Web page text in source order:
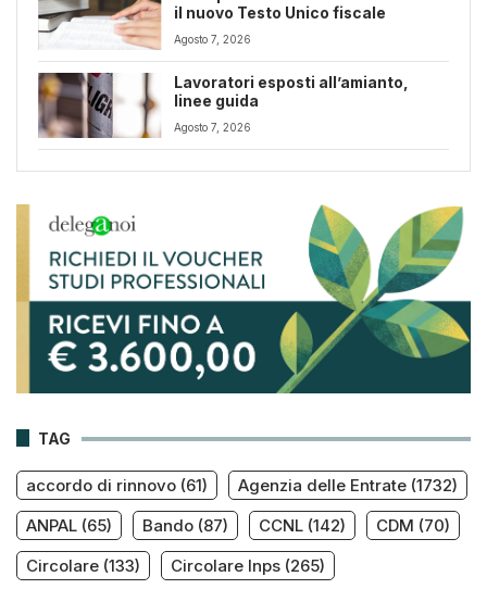
il nuovo Testo Unico fiscale
Agosto 7, 2026
Lavoratori esposti all’amianto,
linee guida
Agosto 7, 2026
TAG
accordo di rinnovo (61) Agenzia delle Entrate (1732)
ANPAL (65) Bando (87) CCNL (142) CDM (70)
Circolare (133) Circolare Inps (265)